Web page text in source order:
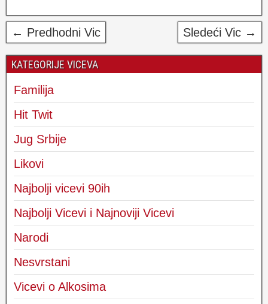
← Predhodni Vic Sledeći Vic →
KATEGORIJE VICEVA
Familija
Hit Twit
Jug Srbije
Likovi
Najbolji vicevi 90ih
Najbolji Vicevi i Najnoviji Vicevi
Narodi
Nesvrstani
Vicevi o Alkosima